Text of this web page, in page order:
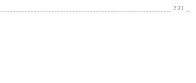
2:21